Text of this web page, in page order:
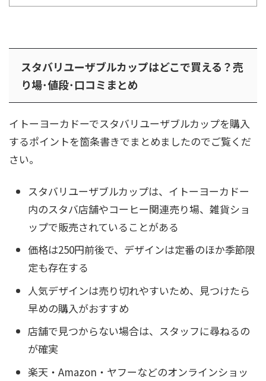
スタバリユーザブルカップはどこで買える？売
り場･値段･口コミまとめ
イトーヨーカドーでスタバリユーザブルカップを購入
するポイントを箇条書きでまとめましたのでご覧くだ
さい。
スタバリユーザブルカップは、イトーヨーカドー
内のスタバ店舗やコーヒー関連売り場、雑貨ショ
ップで販売されていることがある
価格は250円前後で、デザインは定番のほか季節限
定も存在する
人気デザインは売り切れやすいため、見つけたら
早めの購入がおすすめ
店舗で見つからない場合は、スタッフに尋ねるの
が確実
楽天・Amazon・ヤフーなどのオンラインショッ